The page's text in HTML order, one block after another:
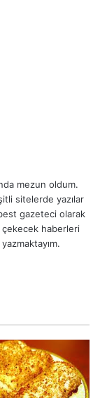
mezun oldum.
sitelerde yazılar
gazeteci olarak
haberleri